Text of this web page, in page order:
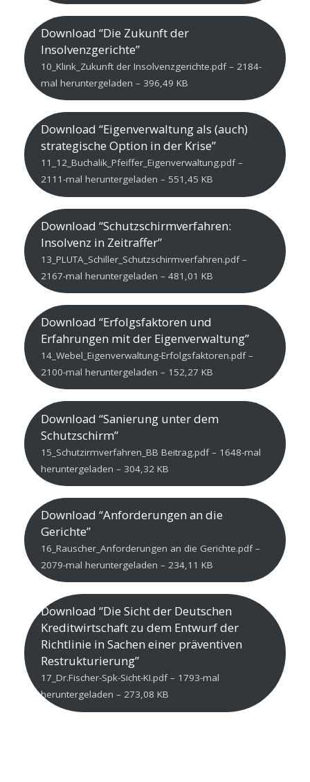
Download “Die Zukunft der
Insolvenzgerichte”
10_Klink_Zukunft der Insolvenzgerichte.pdf – 2184-
mal heruntergeladen – 396,49 KB
Download “Eigenverwaltung als (auch)
strategische Option in der Krise”
11_12_Buchalik_Pfeiffer_Eigenverwaltung.pdf –
2111-mal heruntergeladen – 551,45 KB
Download “Schutzschirmverfahren:
Insolvenz in Zeitraffer”
13_PLUTA_Schiller_Schutzschirmverfahren.pdf –
2167-mal heruntergeladen – 481,01 KB
Download “Erfolgsfaktoren und
Erfahrungen mit der Eigenverwaltung”
14_Webel_Eigenverwaltung-Erfolgsfaktoren.pdf –
2100-mal heruntergeladen – 152,27 KB
Download “Sanierung unter dem
Schutzschirm”
15_Schutzirmverfahren_BB Beitrag.pdf – 1648-mal
heruntergeladen – 304,32 KB
Download “Anforderungen an die
Gerichte”
16_Rauscher_Anforderungen an die Gerichte.pdf –
2079-mal heruntergeladen – 234,11 KB
Download “Die Sicht der Deutschen
Kreditwirtschaft zu dem Entwurf der
Richtlinie in Sachen einer präventiven
Restrukturierung”
17_Dr.Fischer-Spk-Sicht-KI.pdf – 1793-mal
heruntergeladen – 273,08 KB